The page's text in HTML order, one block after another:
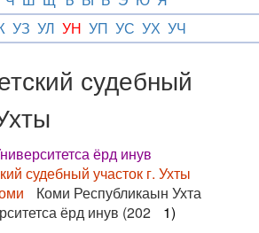
УЗ УЛ УН УП УС УХ УЧ
судебный
ёрд инув
судебный участок г. Ухты
Коми Республикаын Ухта
ёрд инув (202
1)